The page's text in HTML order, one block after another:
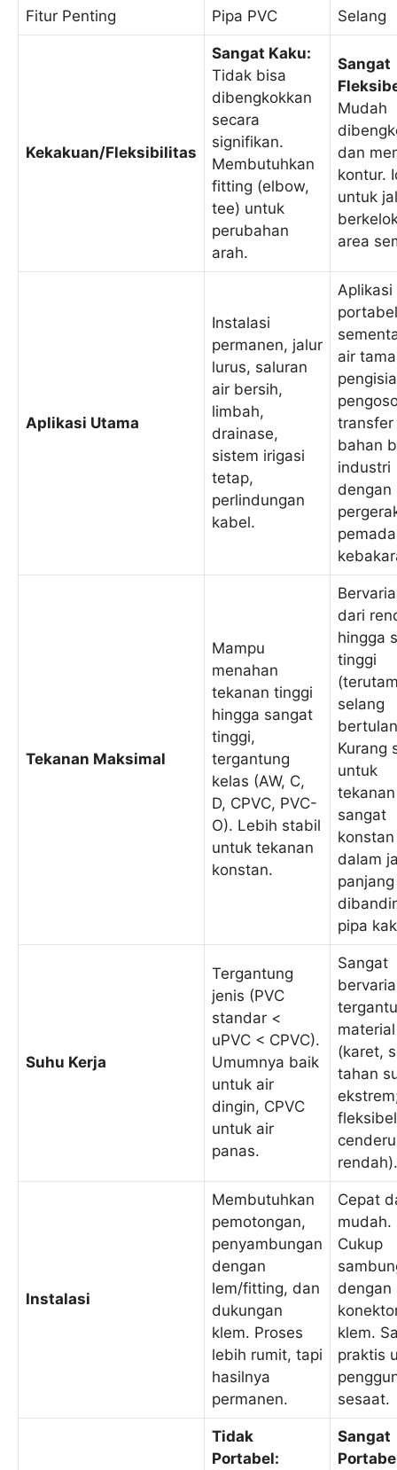
Fitur Penting Pipa PVC Selang
Kekakuan/Fleksibilitas
Sangat Kaku:
Tidak bisa
dibengkokkan
secara
signifikan.
Membutuhkan
fitting (elbow,
tee) untuk
perubahan
arah.
Sangat
Mudah
dan
kontur.
untuk
area
Aplikasi Utama
Instalasi
permanen, jalur
lurus, saluran
air bersih,
limbah,
drainase,
sistem irigasi
tetap,
perlindungan
kabel.
Aplikasi
air
transfer
bahan
industri
dengan
Tekanan Maksimal
Mampu
menahan
tekanan tinggi
hingga sangat
tinggi,
tergantung
kelas (AW, C,
D, CPVC, PVC-
O). Lebih stabil
untuk tekanan
konstan.
dari
hingga
tinggi
selang
Kurang
untuk
sangat
konstan
dalam
panjang
pipa
Suhu Kerja
Tergantung
jenis (PVC
standar <
uPVC < CPVC).
Umumnya baik
untuk air
dingin, CPVC
untuk air
panas.
Sangat
material
(karet,
tahan
fleksibel
rendah).
Instalasi
Membutuhkan
pemotongan,
penyambungan
dengan
lem/fitting, dan
dukungan
klem. Proses
lebih rumit, tapi
hasilnya
permanen.
Cepat
mudah.
Cukup
dengan
klem.
praktis
sesaat.
Tidak
Portabel:
Sangat